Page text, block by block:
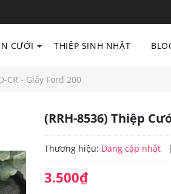
CƯỚI THIỆP SINH NHẬT
CR - Giấy Ford 200
(RRH-8536) Thiệp
Thương hiệu: Đang cập nhật
3.500₫